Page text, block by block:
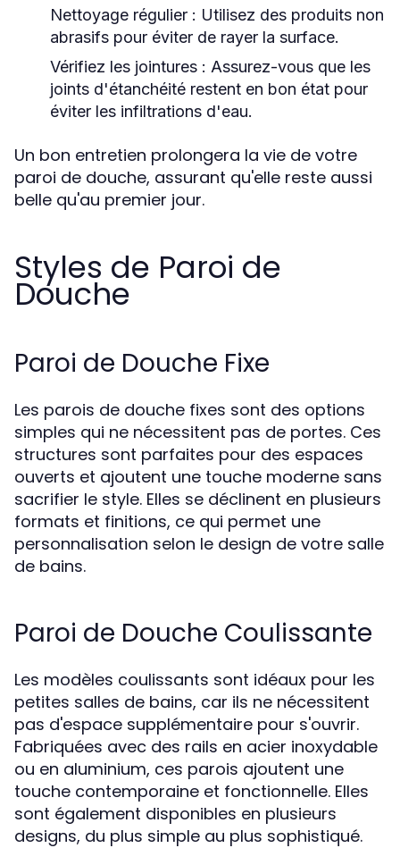
Nettoyage régulier : Utilisez des produits non
abrasifs pour éviter de rayer la surface.
Vérifiez les jointures : Assurez-vous que les
joints d'étanchéité restent en bon état pour
éviter les infiltrations d'eau.
Un bon entretien prolongera la vie de votre
paroi de douche, assurant qu'elle reste aussi
belle qu'au premier jour.
Styles de Paroi de
Douche
Paroi de Douche Fixe
Les parois de douche fixes sont des options
simples qui ne nécessitent pas de portes. Ces
structures sont parfaites pour des espaces
ouverts et ajoutent une touche moderne sans
sacrifier le style. Elles se déclinent en plusieurs
formats et finitions, ce qui permet une
personnalisation selon le design de votre salle
de bains.
Paroi de Douche Coulissante
Les modèles coulissants sont idéaux pour les
petites salles de bains, car ils ne nécessitent
pas d'espace supplémentaire pour s'ouvrir.
Fabriquées avec des rails en acier inoxydable
ou en aluminium, ces parois ajoutent une
touche contemporaine et fonctionnelle. Elles
sont également disponibles en plusieurs
designs, du plus simple au plus sophistiqué.